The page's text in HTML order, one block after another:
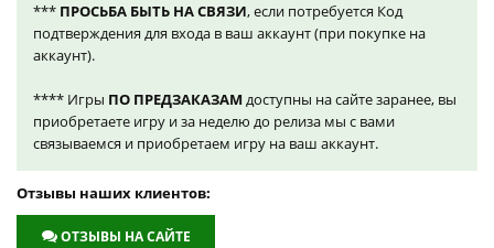
*** ПРОСЬБА БЫТЬ НА СВЯЗИ, если потребуется Код
подтверждения для входа в ваш аккаунт (при покупке на
аккаунт).
**** Игры ПО ПРЕДЗАКАЗАМ доступны на сайте заранее, вы
приобретаете игру и за неделю до релиза мы с вами
связываемся и приобретаем игру на ваш аккаунт.
Отзывы наших клиентов:
ОТЗЫВЫ НА САЙТЕ